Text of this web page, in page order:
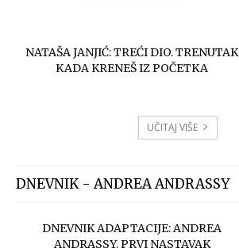
NATAŠA JANJIĆ: TREĆI DIO. TRENUTAK
KADA KRENEŠ IZ POČETKA
UČITAJ VIŠE
DNEVNIK - ANDREA ANDRASSY
DNEVNIK ADAPTACIJE: ANDREA
ANDRASSY. PRVI NASTAVAK